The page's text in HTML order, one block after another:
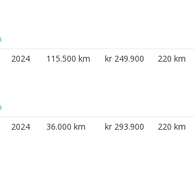
2024 115.500 km kr 249.900 220 km
2024 36.000 km kr 293.900 220 km